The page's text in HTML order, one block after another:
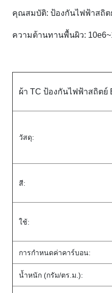
คุณสมบัติ: ป้องกันไฟฟ้าสถิต
ความต้านทานพื้นผิว:
ผ้า TC ป้องกันไฟฟ้าสถิตย์
วัสดุ:
สี:
ใช้:
การกำหนดค่าคาร์บอน:
น้ำหนัก (กรัม/ตร.ม.):